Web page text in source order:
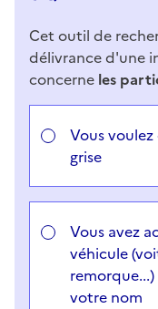
Cet outil de
délivrance d'une
concerne les
Vous
grise
Vous avez
véhicule
votre nom